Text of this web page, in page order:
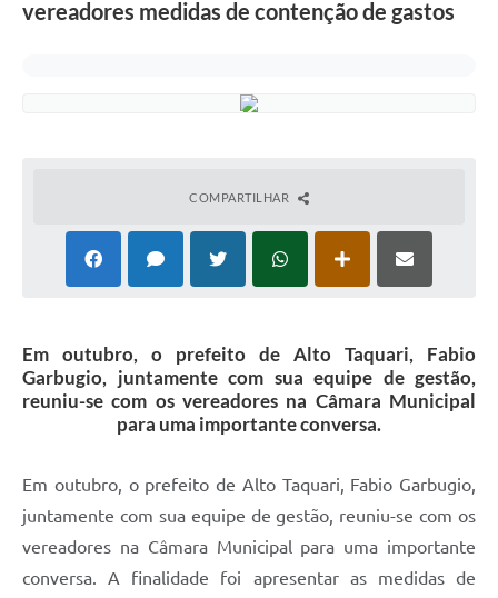
vereadores medidas de contenção de gastos
COMPARTILHAR
Em outubro, o prefeito de Alto Taquari, Fabio
Garbugio, juntamente com sua equipe de gestão,
reuniu-se com os vereadores na Câmara Municipal
para uma importante conversa.
Em outubro, o prefeito de Alto Taquari, Fabio Garbugio,
juntamente com sua equipe de gestão, reuniu-se com os
vereadores na Câmara Municipal para uma importante
conversa. A finalidade foi apresentar as medidas de